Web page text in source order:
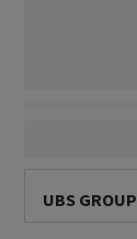
UBS GROUP